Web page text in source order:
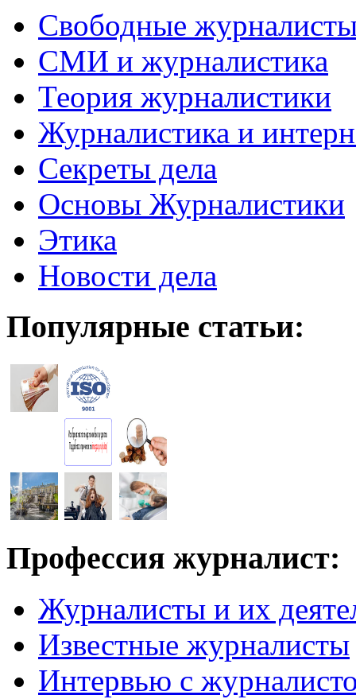
Свободные
СМИ и журналистика
Теория журналистики
Журналистика и
Секреты дела
Основы Журналистики
Этика
Новости дела
Популярные статьи:
Профессия журналист:
Журналисты и их
Известные журналисты
Интервью с